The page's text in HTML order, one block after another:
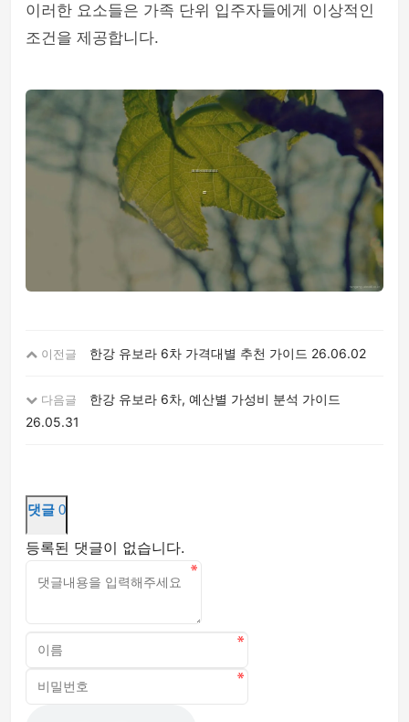
이러한 요소들은 가족 단위 입주자들에게 이상적인
조건을 제공합니다.
이전글 한강 유보라 6차 가격대별 추천 가이드 26.06.02
다음글
한강 유보라 6차, 예산별 가성비 분석 가이드
26.05.31
댓글 0
등록된 댓글이 없습니다.